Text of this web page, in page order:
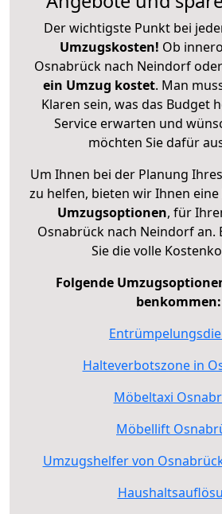
Der wichtigste Punkt bei
Umzugskosten! Ob
Osnabrück nach Neindorf
ein Umzug kostet. Man
Klaren sein, was das Budget
Service erwarten und
möchten Sie dafür
Um Ihnen bei der Planung
zu helfen, bieten wir Ihnen eine
Umzugsoptionen, für
Osnabrück nach Neindorf an.
Sie die volle
Folgende
benkommen:
Halteverbotszone in
Möbeltaxi
Möbellift
Umzugshelfer von